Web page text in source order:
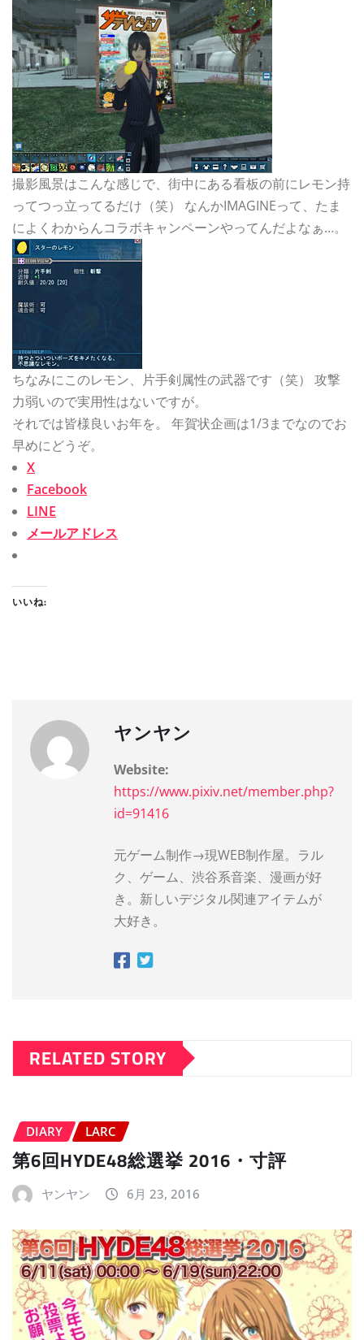
撮影風景はこんな感じで、街中にある看板の前にレモン持
ってつっ立ってるだけ（笑） なんかIMAGINEって、たま
によくわからんコラボキャンペーンやってんだよなぁ…。
ちなみにこのレモン、片手剣属性の武器です（笑） 攻撃
力弱いので実用性はないですが。
それでは皆様良いお年を。 年賀状企画は1/3までなのでお
早めにどうぞ。
X
Facebook
LINE
メールアドレス
いいね:
ヤンヤン
Website:
https://www.pixiv.net/member.php?
id=91416
元ゲーム制作→現WEB制作屋。ラル
ク、ゲーム、渋谷系音楽、漫画が好
き。新しいデジタル関連アイテムが
大好き。
RELATED STORY
DIARY LARC
第6回HYDE48総選挙 2016・寸評
ヤンヤン 6月 23, 2016